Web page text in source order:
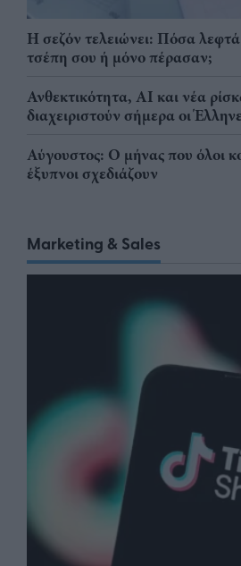
Η σεζόν τελειώνει: Πόσα
τσέπη σου ή μόνο πέρασαν;
Ανθεκτικότητα, AI και νέα
διαχειριστούν σήμερα οι
Αύγουστος: Ο μήνας που όλοι
έξυπνοι σχεδιάζουν
Marketing & Sales